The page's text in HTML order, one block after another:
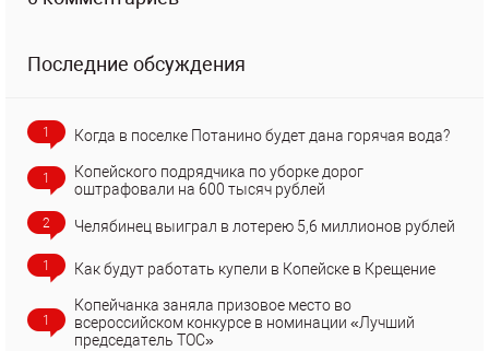
Последние обсуждения
1 Когда в поселке Потанино будет дана горячая вода?
1
Копейского подрядчика по уборке дорог
оштрафовали на 600 тысяч рублей
2 Челябинец выиграл в лотерею 5,6 миллионов рублей
1 Как будут работать купели в Копейске в Крещение
1
Копейчанка заняла призовое место во
всероссийском конкурсе в номинации «Лучший
председатель ТОС»